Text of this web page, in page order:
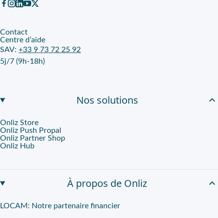
Contact
Centre d’aide
SAV: +33 9 73 72 25 92
5j/7 (9h-18h)
Nos solutions
Onliz Store
Onliz Push Propal
Onliz Partner Shop
Onliz Hub
À propos de Onliz
LOCAM: Notre partenaire financier